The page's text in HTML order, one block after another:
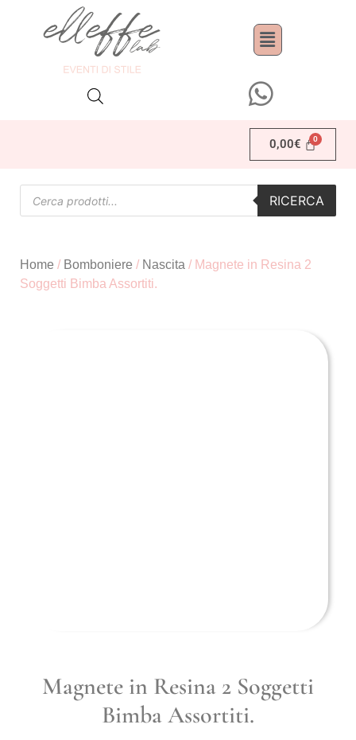
0,00€
RICERCA
Home / Bomboniere / Nascita / Magnete in Resina 2
Soggetti Bimba Assortiti.
Magnete in Resina 2 Soggetti
Bimba Assortiti.